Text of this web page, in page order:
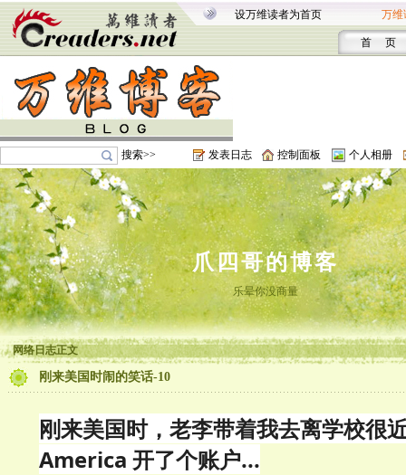
设万维读者为首页 万维
首 页
搜索>> 发表日志 控制面板 个人相册
爪四哥的博客
乐晕你没商量
网络日志正文
刚来美国时闹的笑话-10
刚来美国时，老李带着我去离学校很
America 开了个账户...